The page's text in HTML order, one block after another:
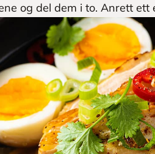
og del dem i to. Anrett ett